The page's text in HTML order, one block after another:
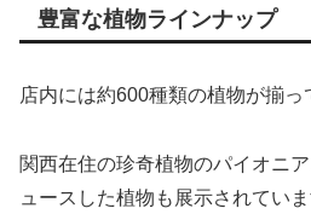
豊富な植物ラインナップ
店内には約600種類の植物が揃っ
関西在住の珍奇植物のパイオニ
ュースした植物も展示されていま